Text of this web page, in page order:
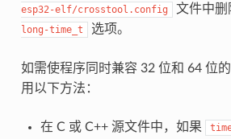
esp32-elf/crosstool.config
文件中删
long-time_t
选项。
如需使程序同时兼容 32 位和 64 位的
用以下方法：
在 C 或 C++ 源文件中，如果